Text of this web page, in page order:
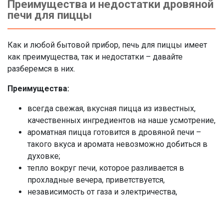
Преимущества и недостатки дровяной
печи для пиццы
Как и любой бытовой прибор, печь для пиццы имеет
как преимущества, так и недостатки – давайте
разберемся в них.
Преимущества:
всегда свежая, вкусная пицца из известных,
качественных ингредиентов на наше усмотрение,
ароматная пицца готовится в дровяной печи –
такого вкуса и аромата невозможно добиться в
духовке;
тепло вокруг печи, которое разливается в
прохладные вечера, приветствуется,
независимость от газа и электричества,